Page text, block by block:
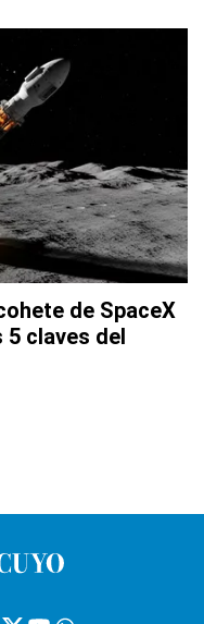
de SpaceX
claves del